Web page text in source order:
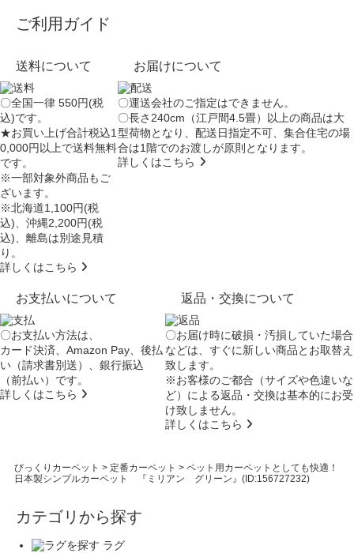
ご利用ガイド
送料について
〇全国一律 550円(税
込)です。
★お買い上げ合計税込1
0,000円以上で送料無料
です。
※一部対象外商品もご
ざいます。
※北海道1,100円(税
込)、沖縄2,200円(税
込)、離島は別途見積
り。
詳しくはこちら
お届けについて
〇運送会社のご指定はできません。
〇長さ240cm（江戸間4.5畳）以上の商品は大
型荷物となり、配送日指定不可、集合住宅の場
合は1階でのお渡しが原則となります。
詳しくはこちら
お支払いについて
〇お支払い方法は、
カード決済、Amazon Pay、後払
い（請求書別送）、銀行振込
（前払い）です。
詳しくはこちら
返品・交換について
〇お届け時に破損・汚損していた場合
などは、すぐに新しい商品とお取替え
致します。
※お客様のご都合（サイズや色違いな
ど）による返品・交換は基本的にお受
け致しません。
詳しくはこちら
びっくりカーペット > 定番カーペット > ペット用カーペットとしても快適！
日本製シンプルカーペット 『ミリアン グリーン』(ID:156727232)
カテゴリから探す
ラグ